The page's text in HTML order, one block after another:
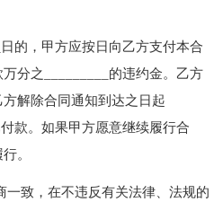
，甲方应按日向乙方支付本合
分之_________的违约金。乙方
解除合同通知到达之日起
款。如果甲方愿意继续履行合
。
致，在不违反有关法律、法规的